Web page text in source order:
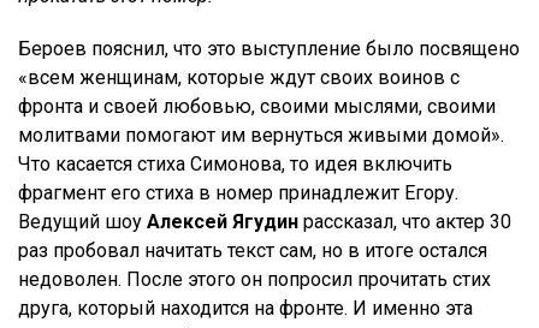
Бероев пояснил, что это выступление было посвящено
«всем женщинам, которые ждут своих воинов с
фронта и своей любовью, своими мыслями, своими
молитвами помогают им вернуться живыми домой».
Что касается стиха Симонова, то идея включить
фрагмент его стиха в номер принадлежит Егору.
Ведущий шоу Алексей Ягудин рассказал, что актер 30
раз пробовал начитать текст сам, но в итоге остался
недоволен. После этого он попросил прочитать стих
друга, который находится на фронте. И именно эта